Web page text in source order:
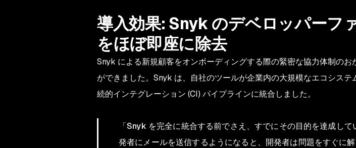
導入効果: Snyk のデベロッパーフ
をほぼ即座に除去
Snyk による新規顧客をオンボーディングする際の緊密な協力体制の
ができました。Snyk は、自社のツールが企業内の大規模なエコシス
続的インテグレーション (CI) パイプラインに統合しました。
「Snyk を完全に統合する前でさえ、すでにその目的を達成し
発者にメールを送信するようになると、開発者は問題をすぐに